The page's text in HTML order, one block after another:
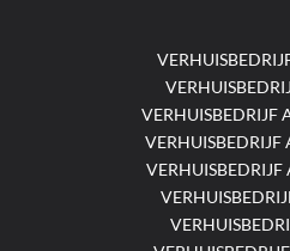
VERHUISBEDRIJF
VERHUISBEDRIJF
VERHUISBEDRIJF